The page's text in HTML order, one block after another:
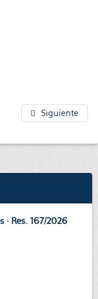
Siguiente
· Res. 167/2026